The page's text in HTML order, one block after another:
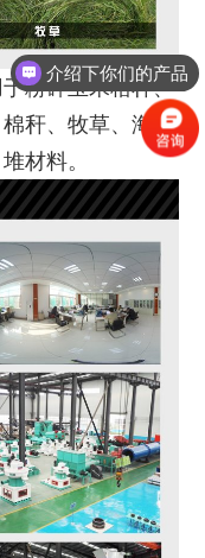
粉碎玉米秸秆、
秆、牧草、海藻
材料。
介绍下你们的产品